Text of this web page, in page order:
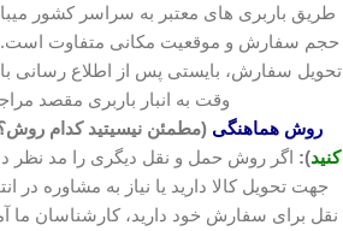
طریق باربری های معتبر به سراسر کشور
حجم سفارش و موقعیت مکانی متفاوت است.
تحویل سفارش، بایستی پس از اطلاع رسانی
وقت به انبار باربری مقصد
روش هماهنگی (مطمئن نیسیتید کدام
کنید): اگر روش حمل و نقل دیگری را مد نظر
جهت تحویل کالا دارید یا نیاز به مشاوره
نقل برای سفارش خود دارید، کارشناسان ما